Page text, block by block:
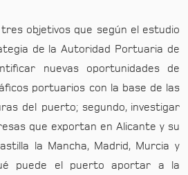
objetivos que según el estudio
de la Autoridad Portuaria de
nuevas oportunidades de
portuarios con la base de las
del puerto; segundo, investigar
que exportan en Alicante y su
la Mancha, Madrid, Murcia y
puede el puerto aportar a la